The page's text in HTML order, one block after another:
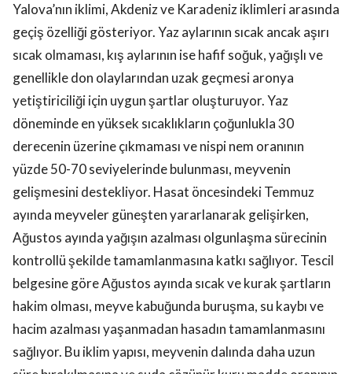
Yalova’nın iklimi, Akdeniz ve Karadeniz iklimleri arasında
geçiş özelliği gösteriyor. Yaz aylarının sıcak ancak aşırı
sıcak olmaması, kış aylarının ise hafif soğuk, yağışlı ve
genellikle don olaylarından uzak geçmesi aronya
yetiştiriciliği için uygun şartlar oluşturuyor. Yaz
döneminde en yüksek sıcaklıkların çoğunlukla 30
derecenin üzerine çıkmaması ve nispi nem oranının
yüzde 50-70 seviyelerinde bulunması, meyvenin
gelişmesini destekliyor. Hasat öncesindeki Temmuz
ayında meyveler güneşten yararlanarak gelişirken,
Ağustos ayında yağışın azalması olgunlaşma sürecinin
kontrollü şekilde tamamlanmasına katkı sağlıyor. Tescil
belgesine göre Ağustos ayında sıcak ve kurak şartların
hakim olması, meyve kabuğunda buruşma, su kaybı ve
hacim azalması yaşanmadan hasadın tamamlanmasını
sağlıyor. Bu iklim yapısı, meyvenin dalında daha uzun